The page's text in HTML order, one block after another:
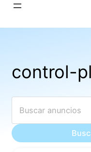
Saltar
control-